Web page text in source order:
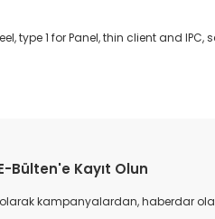
type 1 for Panel, thin client and
Bülten'e Kayıt Olun
olarak kampanyalardan, haberdar